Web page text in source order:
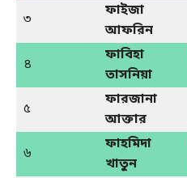
৩
ফাইজা
আফরিন
৪
ফাবিহা
তাসনিয়া
৫
ফারজানা
আক্তার
৬
ফাহমিদা
খাতুন